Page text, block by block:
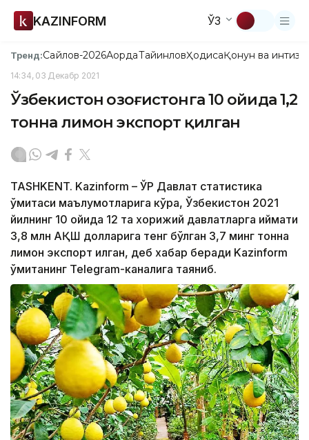
KAZINFORM ЎЗ
Тренд:Сайлов-2026АқордаТайинловҲодисаҚонун ва
14:34, 03 Декабр 2021
Ўзбекистон Қозоғистонга 10 ойида 1,2
тонна лимон экспорт қилган
TASHKENT. Kazinform – ЎР Давлат статистика
қўмитаси маълумотларига кўра, Ўзбекистон 2021
йилнинг 10 ойида 12 та хорижий давлатларга қиймати
3,8 млн AҚШ долларига тенг бўлган 3,7 минг тонна
лимон экспорт қилган, деб хабар беради Kazinform
қўмитанинг Telegram-каналига таяниб.